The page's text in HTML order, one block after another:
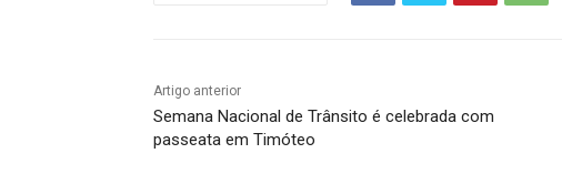
Artigo anterior
Semana Nacional de Trânsito é celebrada com
passeata em Timóteo